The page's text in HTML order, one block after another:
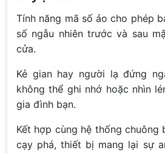
Tính năng mã số ảo cho phép
số ngẫu nhiên trước và sau
cửa.
Kẻ gian hay người lạ đứng
không thể ghi nhớ hoặc nhìn
gia đình bạn.
Kết hợp cùng hệ thống
cạy phá, thiết bị mang lại sự